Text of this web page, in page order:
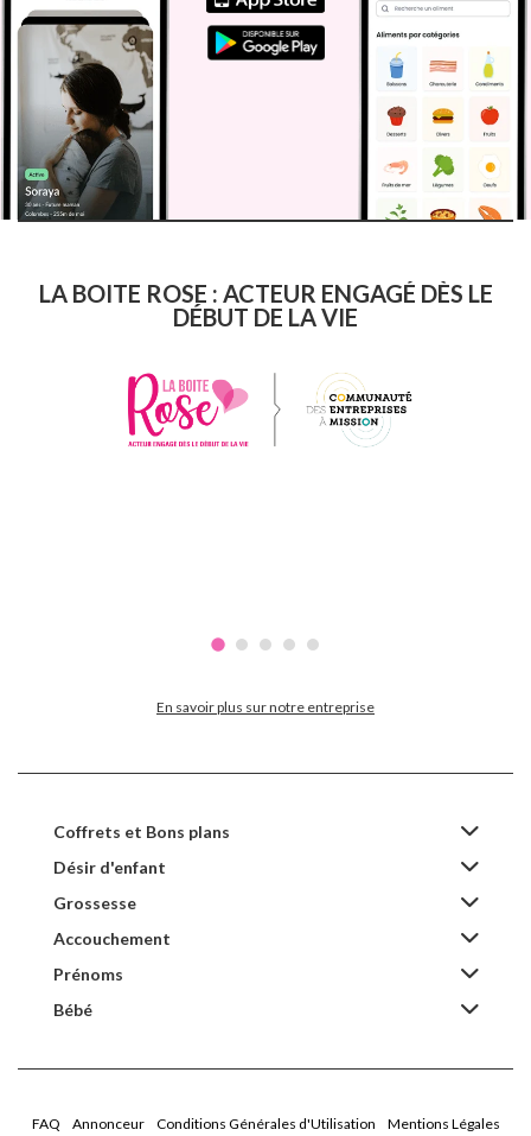
LA BOITE ROSE : ACTEUR ENGAGÉ DÈS LE
DÉBUT DE LA VIE
En savoir plus sur notre entreprise
Coffrets et Bons plans
Désir d'enfant
Grossesse
Accouchement
Prénoms
Bébé
FAQ Annonceur Conditions Générales d'Utilisation Mentions Légales